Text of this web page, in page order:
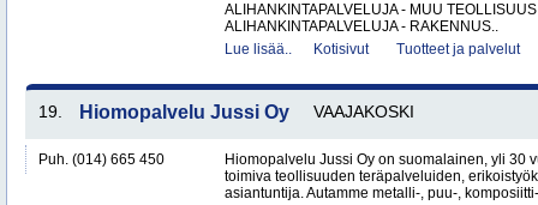
ALIHANKINTAPALVELUJA - MUU TEOLLISUUS
ALIHANKINTAPALVELUJA - RAKENNUS..
Lue lisää..
Kotisivut Tuotteet ja palvelut
19. Hiomopalvelu Jussi Oy VAAJAKOSKI
Puh. (014) 665 450
Hiomopalvelu Jussi Oy on suomalainen, yli 30
toimiva teollisuuden teräpalveluiden,
asiantuntija. Autamme metalli-, puu-,